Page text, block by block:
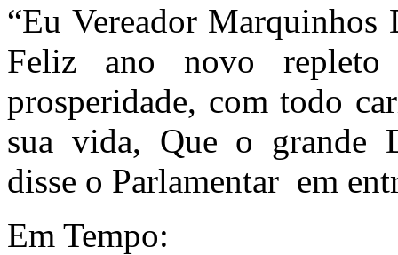
“Eu Vereador
Feliz ano novo repleto
prosperidade, com todo
sua vida, Que o grande
disse o Parlamentar em
Em Tempo: